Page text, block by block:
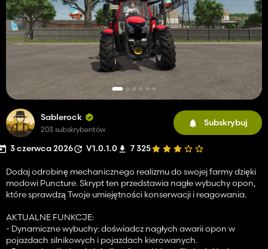
Sablerock
203 subskrybentów
Subskrybuj
3 czerwca 2026 V1.0.1.0 7 325
Dodaj odrobinę mechanicznego realizmu do swojej farmy dzięki
modowi Puncture. Skrypt ten przedstawia nagłe wybuchy opon,
które sprawdzą Twoje umiejętności konserwacji i reagowania.
AKTUALNE FUNKCJE:
- Dynamiczne wybuchy: doświadcz nagłych awarii opon w
pojazdach silnikowych i pojazdach kierowanych.